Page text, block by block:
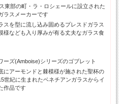
東部の町・ラ・ロシェールに設立された
ラスメーカーです
スを型に流し込み固めるプレスドガラス
様なども入り厚みが有る丈夫なガラス食
ーズ(Amboise)シリーズのゴブレット
にアーモンドと棘模様が施された聖杯の
世紀に生まれたベネチアンガラスからイ
作品です